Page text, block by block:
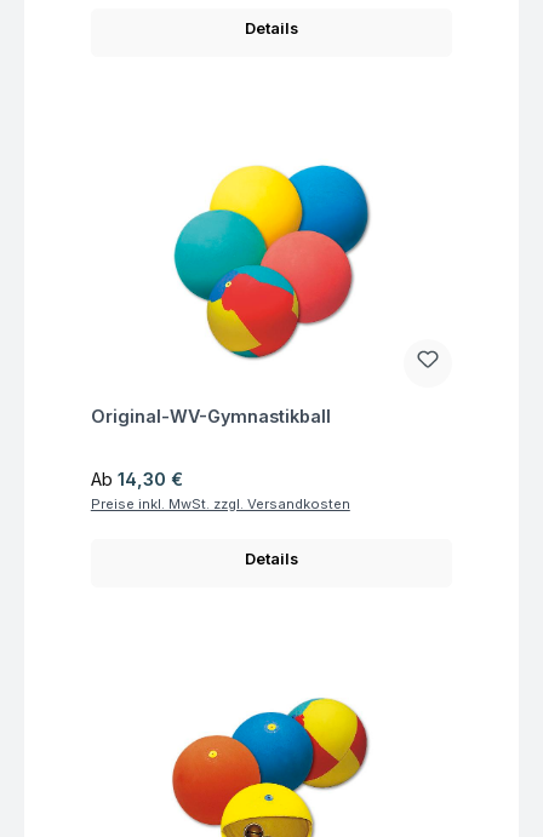
Details
Fragen zum Artikel
Original-WV-Gymnastikball
Regulärer Preis:
Ab 14,30 €
Preise inkl. MwSt. zzgl. Versandkosten
Details